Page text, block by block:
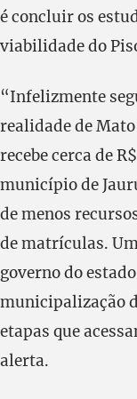
é concluir os
viabilidade do
“Infelizmente
realidade de
recebe cerca de
município de
de menos
de matrículas.
governo do
municipalização
etapas que
alerta.